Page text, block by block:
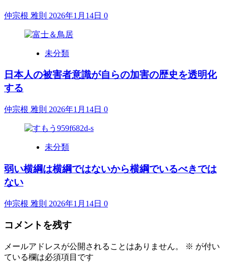
仲宗根 雅則 2026年1月14日 0
未分類
日本人の被害者意識が自らの加害の歴史を透明化
する
仲宗根 雅則 2026年1月14日 0
未分類
弱い横綱は横綱ではないから横綱でいるべきでは
ない
仲宗根 雅則 2026年1月14日 0
コメントを残す
メールアドレスが公開されることはありません。 ※ が付い
ている欄は必須項目です